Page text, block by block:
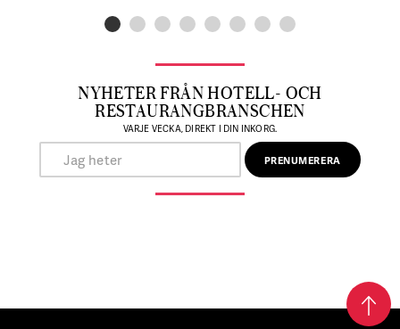
NYHETER FRÅN HOTELL- OCH
RESTAURANGBRANSCHEN
VARJE VECKA, DIREKT I DIN INKORG.